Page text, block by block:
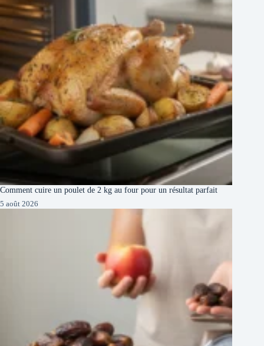
Comment cuire un poulet de 2 kg au four pour un résultat parfait
5 août 2026